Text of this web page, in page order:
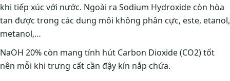
khi tiếp xúc với nước. Ngoài ra Sodium Hydroxide còn hòa
tan được trong các dung môi không phân cực, este, etanol,
metanol,…
NaOH 20% còn mang tính hút Carbon Dioxide (CO2) tốt
nên mỗi khi trưng cất cần đậy kín nắp chứa.